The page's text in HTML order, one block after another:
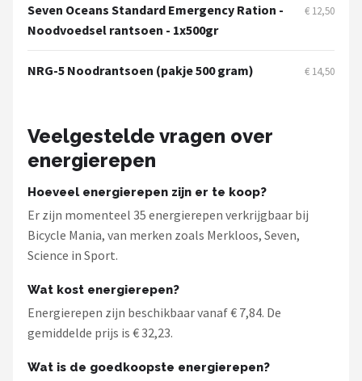
AXA
New Looxs
Schwalbe
Voltano
Cortina
Alle merken →
Seven Oceans Standard Emergency Ration -
Noodvoedsel rantsoen - 1x500gr
€ 12,50
NRG-5 Noodrantsoen (pakje 500 gram) € 14,50
Veelgestelde vragen over
energierepen
Hoeveel energierepen zijn er te koop?
Er zijn momenteel 35 energierepen verkrijgbaar bij
Bicycle Mania, van merken zoals Merkloos, Seven,
Science in Sport.
Wat kost energierepen?
Energierepen zijn beschikbaar vanaf € 7,84. De
gemiddelde prijs is € 32,23.
Wat is de goedkoopste energierepen?